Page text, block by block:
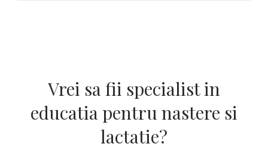
Vrei sa fii specialist in
educatia pentru nastere si
lactatie?